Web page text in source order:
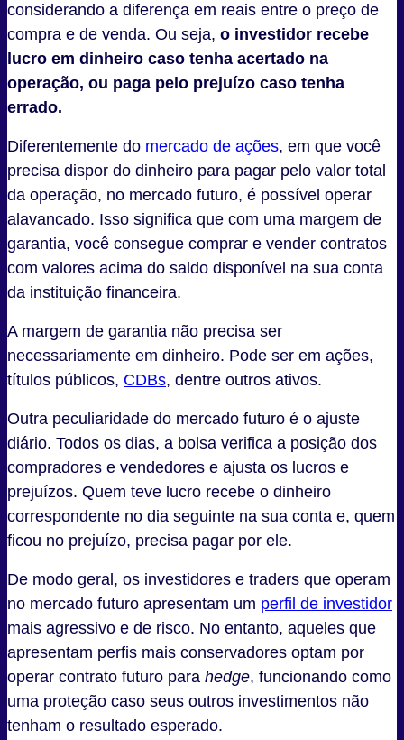
considerando a diferença em reais entre o preço de
compra e de venda. Ou seja, o investidor recebe
lucro em dinheiro caso tenha acertado na
operação, ou paga pelo prejuízo caso tenha
errado.
Diferentemente do mercado de ações, em que você
precisa dispor do dinheiro para pagar pelo valor total
da operação, no mercado futuro, é possível operar
alavancado. Isso significa que com uma margem de
garantia, você consegue comprar e vender contratos
com valores acima do saldo disponível na sua conta
da instituição financeira.
A margem de garantia não precisa ser
necessariamente em dinheiro. Pode ser em ações,
títulos públicos, CDBs, dentre outros ativos.
Outra peculiaridade do mercado futuro é o ajuste
diário. Todos os dias, a bolsa verifica a posição dos
compradores e vendedores e ajusta os lucros e
prejuízos. Quem teve lucro recebe o dinheiro
correspondente no dia seguinte na sua conta e, quem
ficou no prejuízo, precisa pagar por ele.
De modo geral, os investidores e traders que operam
no mercado futuro apresentam um perfil de investidor
mais agressivo e de risco. No entanto, aqueles que
apresentam perfis mais conservadores optam por
operar contrato futuro para hedge, funcionando como
uma proteção caso seus outros investimentos não
tenham o resultado esperado.